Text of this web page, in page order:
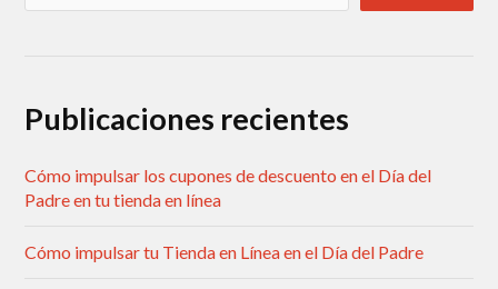
Publicaciones recientes
Cómo impulsar los cupones de descuento en el Día del
Padre en tu tienda en línea
Cómo impulsar tu Tienda en Línea en el Día del Padre